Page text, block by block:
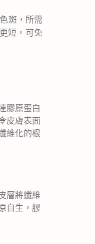
斑，所需
短 ，可免
膠原蛋白
皮膚表面
維化的根
層將纖維
自生，膠